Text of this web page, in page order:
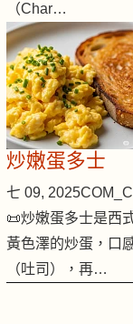
（Char…
炒嫩蛋多士
七 09, 2025
📜炒嫩蛋多士是西
黃色澤的炒蛋，口
（吐司），再…